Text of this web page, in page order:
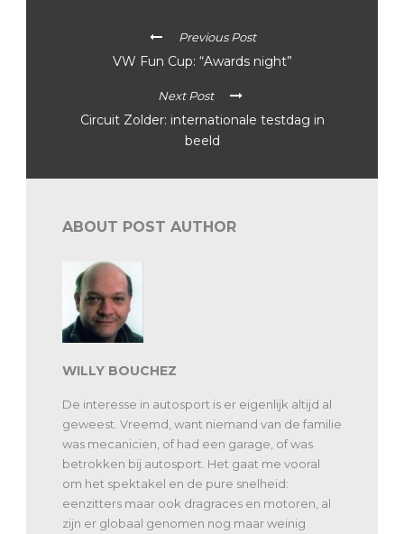
Previous Post
VW Fun Cup: “Awards night”
Next Post
Circuit Zolder: internationale testdag in
beeld
ABOUT POST AUTHOR
WILLY BOUCHEZ
De interesse in autosport is er eigenlijk altijd al
geweest. Vreemd, want niemand van de familie
was mecanicien, of had een garage, of was
betrokken bij autosport. Het gaat me vooral
om het spektakel en de pure snelheid:
eenzitters maar ook dragraces en motoren, al
zijn er globaal genomen nog maar weinig